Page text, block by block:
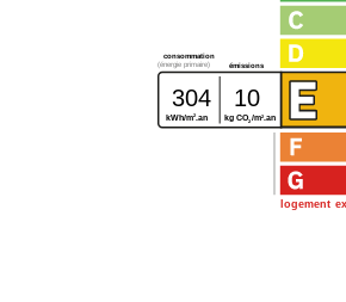
logement
consommation
émissions
(énergie primaire)
304 10
kWh/m2 .an kg CO2/m2 .an